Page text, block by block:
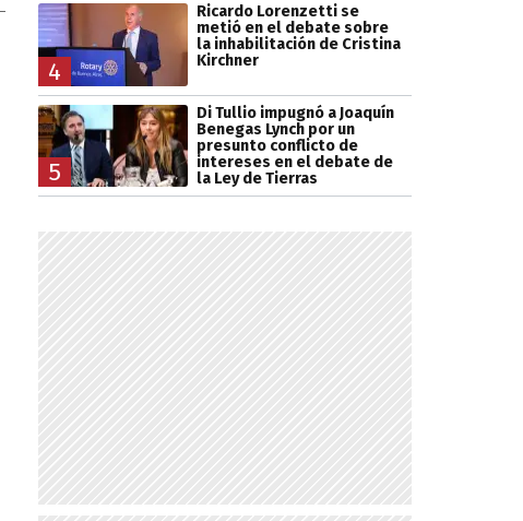
4
Ricardo Lorenzetti se
metió en el debate sobre
la inhabilitación de Cristina
Kirchner
5
Di Tullio impugnó a Joaquín
Benegas Lynch por un
presunto conflicto de
intereses en el debate de
la Ley de Tierras